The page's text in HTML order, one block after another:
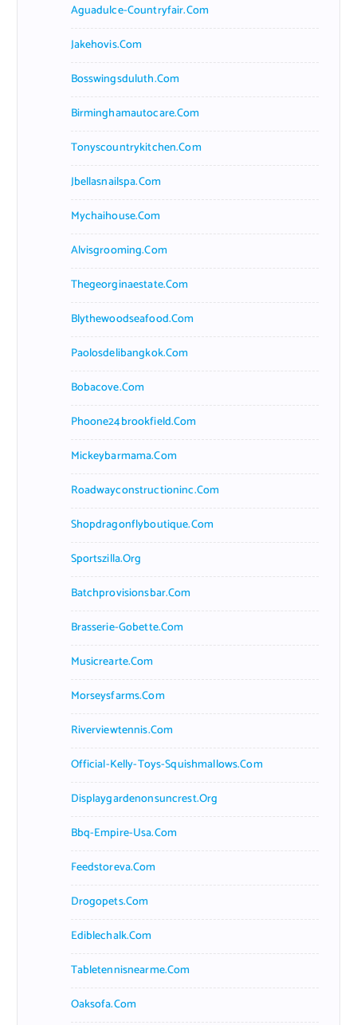
Aguadulce-Countryfair.com
Jakehovis.com
Bosswingsduluth.com
Birminghamautocare.com
Tonyscountrykitchen.com
Jbellasnailspa.com
Mychaihouse.com
Alvisgrooming.com
Thegeorginaestate.com
Blythewoodseafood.com
Paolosdelibangkok.com
Bobacove.com
Phoone24brookfield.com
Mickeybarmama.com
Roadwayconstructioninc.com
Shopdragonflyboutique.com
Sportszilla.org
Batchprovisionsbar.com
Brasserie-Gobette.com
Musicrearte.com
Morseysfarms.com
Riverviewtennis.com
Official-Kelly-Toys-Squishmallows.com
Displaygardenonsuncrest.org
Bbq-Empire-Usa.com
Feedstoreva.com
Drogopets.com
Ediblechalk.com
Tabletennisnearme.com
Oaksofa.com